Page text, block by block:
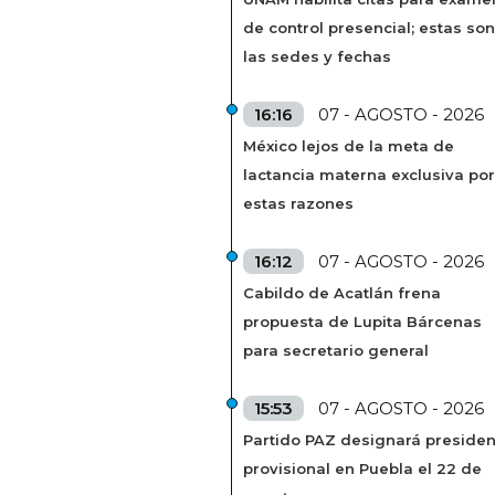
de control presencial; estas son
las sedes y fechas
16:16 07 - AGOSTO - 2026
México lejos de la meta de
lactancia materna exclusiva por
estas razones
16:12 07 - AGOSTO - 2026
Cabildo de Acatlán frena
propuesta de Lupita Bárcenas
para secretario general
15:53 07 - AGOSTO - 2026
Partido PAZ designará
provisional en Puebla el 22 de